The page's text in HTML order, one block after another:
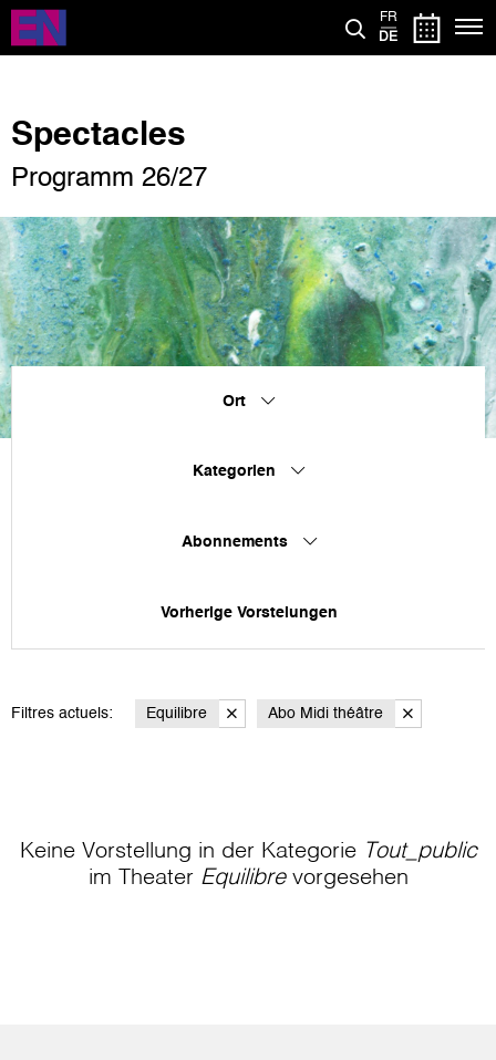
Direkt
zum
Inhalt
FR
DE
Spectacles
Programm 26/27
Ort
Kategorien
Abonnements
Vorherige Vorstelungen
Filtres actuels: Equilibre Abo Midi théâtre
Keine Vorstellung in der Kategorie Tout_public
im Theater Equilibrevorgesehen